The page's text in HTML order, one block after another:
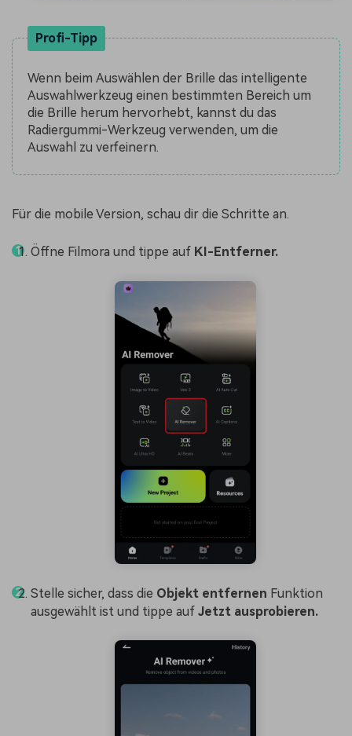
Profi-Tipp
Wenn beim Auswählen der Brille das intelligente
Auswahlwerkzeug einen bestimmten Bereich um
die Brille herum hervorhebt, kannst du das
Radiergummi-Werkzeug verwenden, um die
Auswahl zu verfeinern.
Für die mobile Version, schau dir die Schritte an.
Öffne Filmora und tippe auf KI-Entferner.
Stelle sicher, dass die Objekt entfernen Funktion
ausgewählt ist und tippe auf Jetzt ausprobieren.